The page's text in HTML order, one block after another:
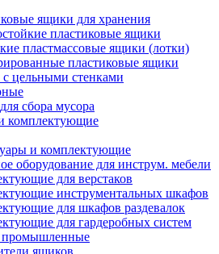
ящики для хранения
пластиковые ящики
пластмассовые ящики (лотки)
пластиковые ящики
цельными стенками
сбора мусора
комплектующие
и комплектующие
оборудование для инструм. мебели
для верстаков
инструментальных шкафов
для шкафов раздевалок
для гардеробных систем
промышленные
ящиков